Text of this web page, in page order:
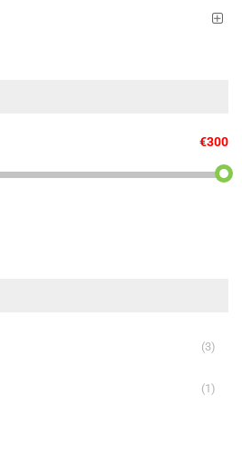
€300
(3)
(1)